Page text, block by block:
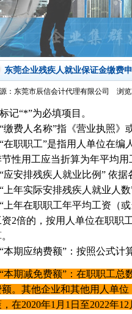
东莞企业残疾人就业保证金缴费
：东莞市辰信会计代理有限公司 浏览
记“*”为必填项目。
缴费人名称”指《营业执照》
在职职工”是指用人单位在编
性用工应当折算为年平均用
应安排残疾人就业比例” 依
上年实际安排残疾人就业人
上年在职职工年平均工资（
资2倍的，按用人单位在职职
本期应纳费额”：按照公式计
本期减免费额”：在职职工总
额。其他企业和其他用人单
在2020年1月1日至2022年